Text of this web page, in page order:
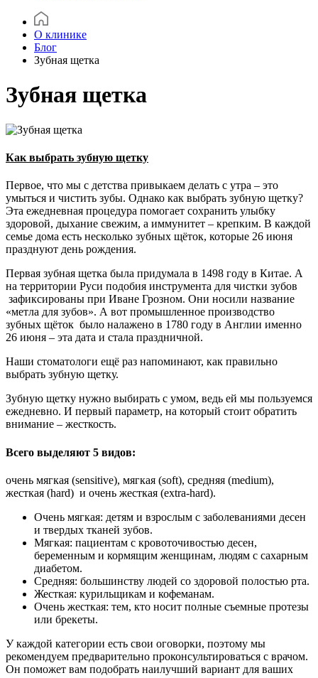
О клинике
Блог
Зубная щетка
Зубная щетка
Как выбрать зубную щетку
Первое, что мы с детства привыкаем делать с утра – это
умыться и чистить зубы. Однако как выбрать зубную щетку?
Эта ежедневная процедура помогает сохранить улыбку
здоровой, дыхание свежим, а иммунитет – крепким. В каждой
семье дома есть несколько зубных щёток, которые 26 июня
празднуют день рождения.
Первая зубная щетка была придумала в 1498 году в Китае. А
на территории Руси подобия инструмента для чистки зубов
зафиксированы при Иване Грозном. Они носили название
«метла для зубов». А вот промышленное производство
зубных щёток было налажено в 1780 году в Англии именно
26 июня – эта дата и стала праздничной.
Наши стоматологи ещё раз напоминают, как правильно
выбрать зубную щетку.
Зубную щетку нужно выбирать с умом, ведь ей мы пользуемся
ежедневно. И первый параметр, на который стоит обратить
внимание – жесткость.
Всего выделяют 5 видов:
очень мягкая (sensitive), мягкая (soft), средняя (medium),
жесткая (hard) и очень жесткая (extra-hard).
Очень мягкая: детям и взрослым с заболеваниями десен
и твердых тканей зубов.
Мягкая: пациентам с кровоточивостью десен,
беременным и кормящим женщинам, людям с сахарным
диабетом.
Средняя: большинству людей со здоровой полостью рта.
Жесткая: курильщикам и кофеманам.
Очень жесткая: тем, кто носит полные съемные протезы
или брекеты.
У каждой категории есть свои оговорки, поэтому мы
рекомендуем предварительно проконсультироваться с врачом.
Он поможет вам подобрать наилучший вариант для ваших